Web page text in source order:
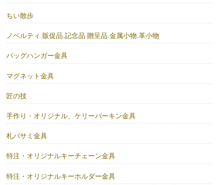
ちい散歩
ノベルティ.販促品.記念品.贈呈品.金属小物.革小物
バッグハンガー金具
マグネット金具
匠の技
手作り・オリジナル、ケリーバーキン金具
札バサミ金具
特注・オリジナルキーチェーン金具
特注・オリジナルキーホルダー金具